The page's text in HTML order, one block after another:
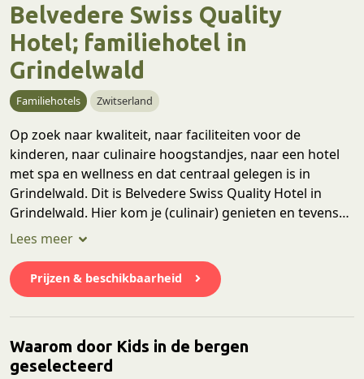
Belvedere Swiss Quality
Hotel; familiehotel in
Grindelwald
Familiehotels Zwitserland
Op zoek naar kwaliteit, naar faciliteiten voor de
kinderen, naar culinaire hoogstandjes, naar een hotel
met spa en wellness en dat centraal gelegen is in
Grindelwald. Dit is Belvedere Swiss Quality Hotel in
Grindelwald. Hier kom je (culinair) genieten en tevens
met de kinderen een topplek in het Berner Oberland
uitkijken in de prachtige omgeving van de Eiger, de
grote en kleine Scheidegg en de Jungfrau Regio. Daarna
Prijzen & beschikbaarheid
Waarom door Kids in de bergen
geselecteerd